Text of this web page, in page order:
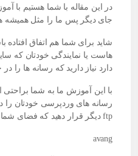
در این مقاله با شما هستیم با
جای دیگر پس ما را مثل همیشه
شاید برای شما هم اتفاق
هاست یا نمایندگی خودتان که
دارد نیاز دارید که رسانه ها را
با این آموزش ما به شما
رسانه های وردپرسی خودتان را
ftp دیگر قرار دهید که فضای شما پر نشود!
avang